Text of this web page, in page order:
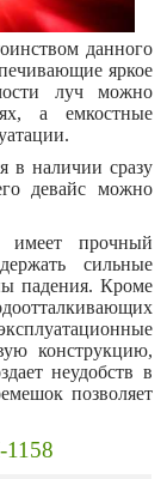
данного
яркое
луч можно
а емкостные
в наличии сразу
девайс можно
имеет прочный
сильные
падения. Кроме
конструкцию,
неудобств в
позволяет
1158